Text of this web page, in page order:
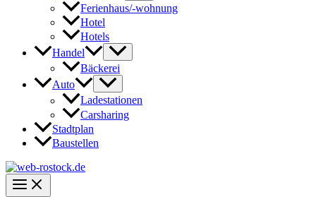
Ferienhaus/-wohnung
Hotel
Hotels
Handel
Bäckerei
Auto
Ladestationen
Carsharing
Stadtplan
Baustellen